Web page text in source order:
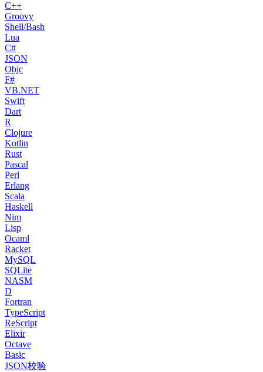
C++
Groovy
Shell/Bash
Lua
C#
JSON
Objc
F#
VB.NET
Swift
Dart
R
Clojure
Kotlin
Rust
Pascal
Perl
Erlang
Scala
Haskell
Nim
Lisp
Ocaml
Racket
MySQL
SQLite
NASM
D
Fortran
TypeScript
ReScript
Elixir
Octave
Basic
JSON校验